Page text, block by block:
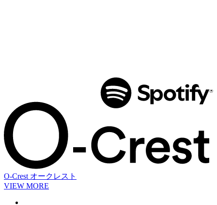
O-Crest オークレスト
VIEW MORE